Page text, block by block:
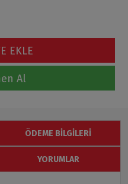
EKLE
Al
ÖDEME BILGILERI
YORUMLAR